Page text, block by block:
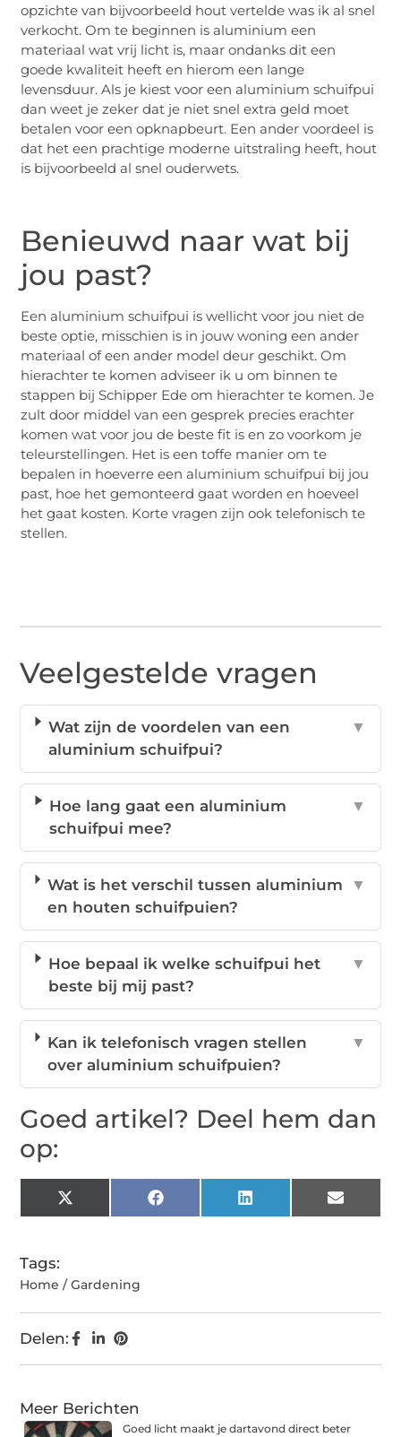
opzichte van bijvoorbeeld hout vertelde was ik al snel
verkocht. Om te beginnen is aluminium een
materiaal wat vrij licht is, maar ondanks dit een
goede kwaliteit heeft en hierom een lange
levensduur. Als je kiest voor een aluminium schuifpui
dan weet je zeker dat je niet snel extra geld moet
betalen voor een opknapbeurt. Een ander voordeel is
dat het een prachtige moderne uitstraling heeft, hout
is bijvoorbeeld al snel ouderwets.
Benieuwd naar wat bij
jou past?
Een aluminium schuifpui is wellicht voor jou niet de
beste optie, misschien is in jouw woning een ander
materiaal of een ander model deur geschikt. Om
hierachter te komen adviseer ik u om binnen te
stappen bij Schipper Ede om hierachter te komen. Je
zult door middel van een gesprek precies erachter
komen wat voor jou de beste fit is en zo voorkom je
teleurstellingen. Het is een toffe manier om te
bepalen in hoeverre een aluminium schuifpui bij jou
past, hoe het gemonteerd gaat worden en hoeveel
het gaat kosten. Korte vragen zijn ook telefonisch te
stellen.
Veelgestelde vragen
Wat zijn de voordelen van een
aluminium schuifpui?
▼
Hoe lang gaat een aluminium
schuifpui mee?
▼
Wat is het verschil tussen aluminium
en houten schuifpuien?
▼
Hoe bepaal ik welke schuifpui het
beste bij mij past?
▼
Kan ik telefonisch vragen stellen
over aluminium schuifpuien?
▼
Goed artikel? Deel hem dan
op:
X
(Twitter)
Facebook LinkedIn Email
Tags:
Home / Gardening
Delen:
Meer Berichten
Goed licht maakt je dartavond direct beter